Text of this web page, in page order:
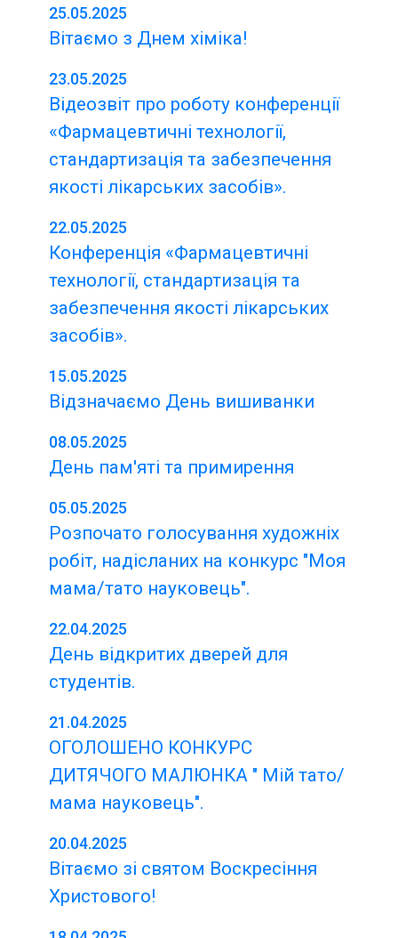
25.05.2025
Вітаємо з Днем хіміка!
23.05.2025
Відеозвіт про роботу конференції
«Фармацевтичні технології,
стандартизація та забезпечення
якості лікарських засобів».
22.05.2025
Конференція «Фармацевтичні
технології, стандартизація та
забезпечення якості лікарських
засобів».
15.05.2025
Відзначаємо День вишиванки
08.05.2025
День пам'яті та примирення
05.05.2025
Розпочато голосування художніх
робіт, надісланих на конкурс "Моя
мама/тато науковець".
22.04.2025
День відкритих дверей для
студентів.
21.04.2025
ОГОЛОШЕНО КОНКУРС
ДИТЯЧОГО МАЛЮНКА " Мій тато/
мама науковець".
20.04.2025
Вітаємо зі святом Воскресіння
Христового!